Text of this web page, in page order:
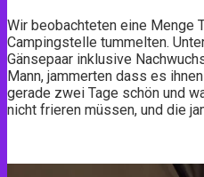
Wir beobachteten eine Menge
Campingstelle tummelten.
Gänsepaar inklusive
Mann, jammerten dass es
gerade zwei Tage schön und
nicht frieren müssen, und die